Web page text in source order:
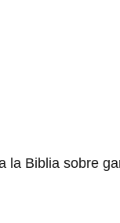
la Biblia sobre